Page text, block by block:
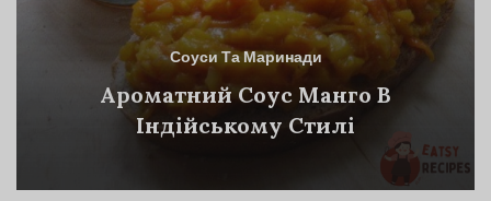
Соуси Та Маринади
Ароматний Соус Манго В
Індійському Стилі